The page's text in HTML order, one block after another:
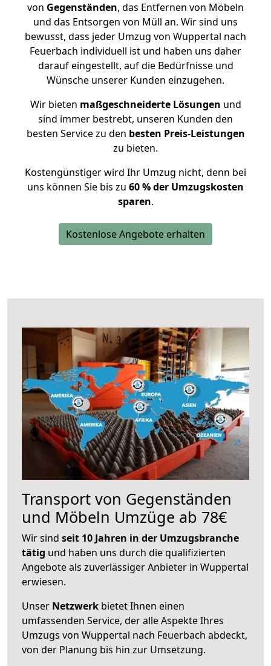
von Gegenständen, das Entfernen von Möbeln
und das Entsorgen von Müll an. Wir sind uns
bewusst, dass jeder Umzug von Wuppertal nach
Feuerbach individuell ist und haben uns daher
darauf eingestellt, auf die Bedürfnisse und
Wünsche unserer Kunden einzugehen.
Wir bieten maßgeschneiderte Lösungen und
sind immer bestrebt, unseren Kunden den
besten Service zu den besten Preis-Leistungen
zu bieten.
Kostengünstiger wird Ihr Umzug nicht, denn bei
uns können Sie bis zu 60 % der Umzugskosten
sparen.
Kostenlose Angebote erhalten
Transport von Gegenständen
und Möbeln Umzüge ab 78€
Wir sind seit 10 Jahren in der Umzugsbranche
tätig und haben uns durch die qualifizierten
Angebote als zuverlässiger Anbieter in Wuppertal
erwiesen.
Unser Netzwerk bietet Ihnen einen
umfassenden Service, der alle Aspekte Ihres
Umzugs von Wuppertal nach Feuerbach abdeckt,
von der Planung bis hin zur Umsetzung.